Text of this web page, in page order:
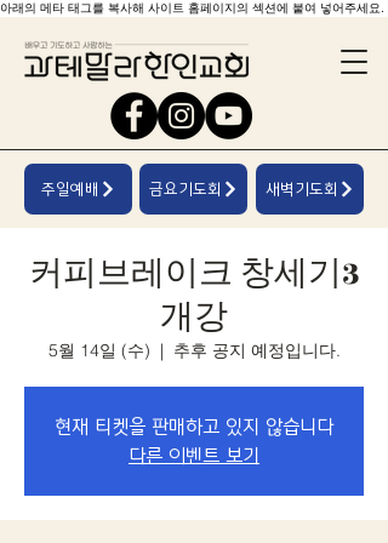
아래의 메타 태그를 복사해 사이트 홈페이지의 섹션에 붙여 넣어주세요.
주일예배 금요기도회 새벽기도회
커피브레이크 창세기3
개강
5월 14일 (수)
  |
추후 공지 예정입니다.
현재 티켓을 판매하고 있지 않습니다
다른 이벤트 보기